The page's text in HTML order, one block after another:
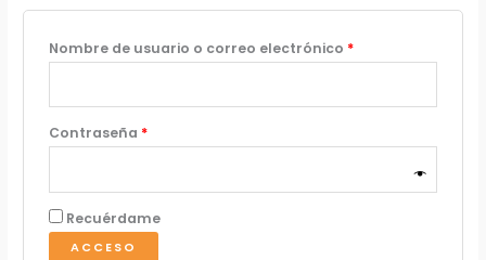
s
Nombre de usuario o correo electrónico *Obligatorio
Contraseña *Obligatorio
Recuérdame
ACCESO